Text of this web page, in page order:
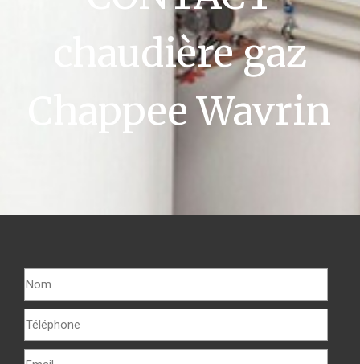
chaudière gaz
Chappee Wavrin